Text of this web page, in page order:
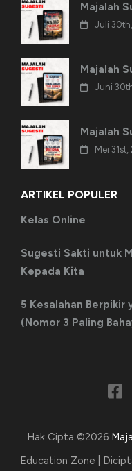
Majalah
Juli
Majalah
Juni
Majalah
Mei
ARTIKEL POPULER
Kelas Online
Sugesti Sakti untuk
Kepada Kita
5 Kesalahan Berpikir
(Nomor 3 Paling
Hak Cipta ©2026
Education Zone |